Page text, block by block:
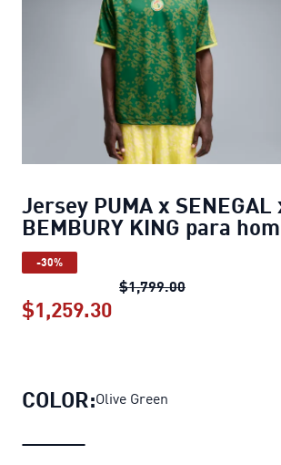
Jersey PUMA x SENEGAL
BEMBURY KING para
-30%
$1,799.00Jersey PUMA
$1,259.30
COLOR:Olive Green